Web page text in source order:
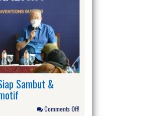
Sambut &
Comments Off!